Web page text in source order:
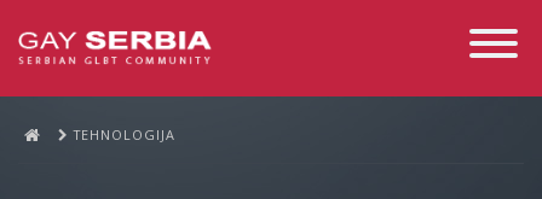
Toggle
TEHNOLOGIJA